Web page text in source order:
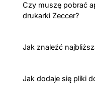
Czy muszę pobrać
drukarki Zeccer?
Jak znaleźć
Jak dodaje się pliki